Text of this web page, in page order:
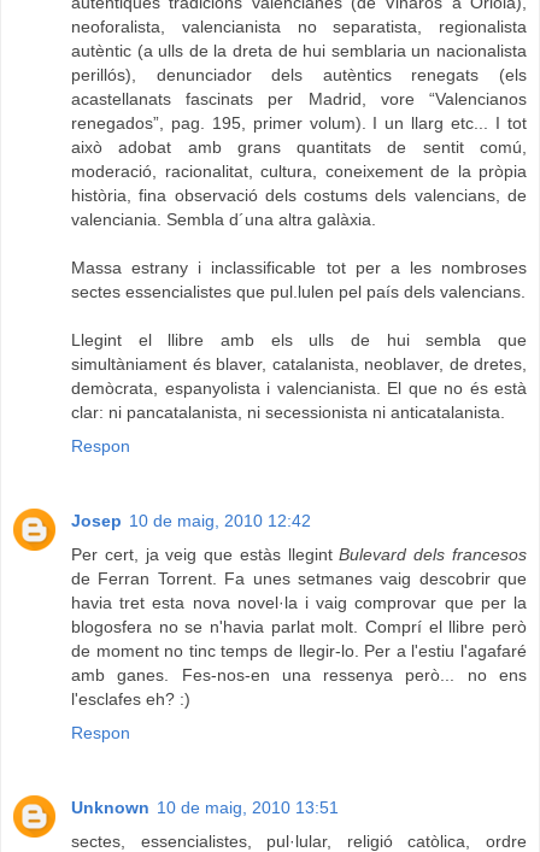
neoforalista, valencianista no separatista, regionalista
autèntic (a ulls de la dreta de hui semblaria un nacionalista
perillós), denunciador dels autèntics renegats (els
acastellanats fascinats per Madrid, vore “Valencianos
renegados”, pag. 195, primer volum). I un llarg etc... I tot
això adobat amb grans quantitats de sentit comú,
moderació, racionalitat, cultura, coneixement de la pròpia
història, fina observació dels costums dels valencians, de
valenciania. Sembla d´una altra galàxia.
Massa estrany i inclassificable tot per a les nombroses
sectes essencialistes que pul.lulen pel país dels valencians.
Llegint el llibre amb els ulls de hui sembla que
simultàniament és blaver, catalanista, neoblaver, de dretes,
demòcrata, espanyolista i valencianista. El que no és està
clar: ni pancatalanista, ni secessionista ni anticatalanista.
Respon
Josep 10 de maig, 2010 12:42
Per cert, ja veig que estàs llegintBulevard dels francesos
de Ferran Torrent. Fa unes setmanes vaig descobrir que
havia tret esta nova novel·la i vaig comprovar que per la
blogosfera no se n'havia parlat molt. Comprí el llibre però
de moment no tinc temps de llegir-lo. Per a l'estiu l'agafaré
amb ganes. Fes-nos-en una ressenya però... no ens
l'esclafes eh? :)
Respon
Unknown 10 de maig, 2010 13:51
sectes, essencialistes, pul·lular, religió catòlica, ordre